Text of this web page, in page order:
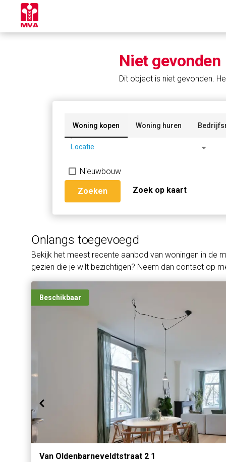
Niet gevonden
Dit object is niet gevonden.
Woning kopen Woning huren
Locatie arrow_drop_down
Nieuwbouw
Zoeken Zoek op kaart
Onlangs toegevoegd
Bekijk het meest recente aanbod van woningen in de
gezien die je wilt bezichtigen? Neem dan contact op
Beschikbaar
Van Oldenbarneveldtstraat 2 1